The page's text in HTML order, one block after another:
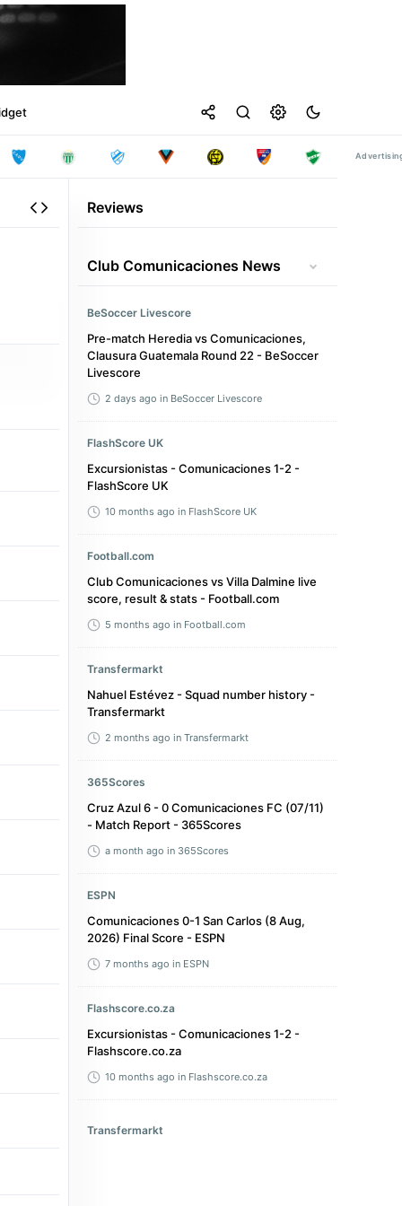
Reviews
Club Comunicaciones News
BeSoccer Livescore
Pre-match Heredia vs Comunicaciones,
Clausura Guatemala Round 22 - BeSoccer
Livescore
2 days ago in BeSoccer Livescore
FlashScore UK
Excursionistas - Comunicaciones 1-2 -
FlashScore UK
10 months ago in FlashScore UK
Football.com
Club Comunicaciones vs Villa Dalmine live
score, result & stats - Football.com
5 months ago in Football.com
Transfermarkt
Nahuel Estévez - Squad number history -
Transfermarkt
2 months ago in Transfermarkt
365Scores
Cruz Azul 6 - 0 Comunicaciones FC (07/11)
- Match Report - 365Scores
a month ago in 365Scores
ESPN
Comunicaciones 0-1 San Carlos (8 Aug,
2026) Final Score - ESPN
7 months ago in ESPN
Flashscore.co.za
Excursionistas - Comunicaciones 1-2 -
Flashscore.co.za
10 months ago in Flashscore.co.za
Transfermarkt